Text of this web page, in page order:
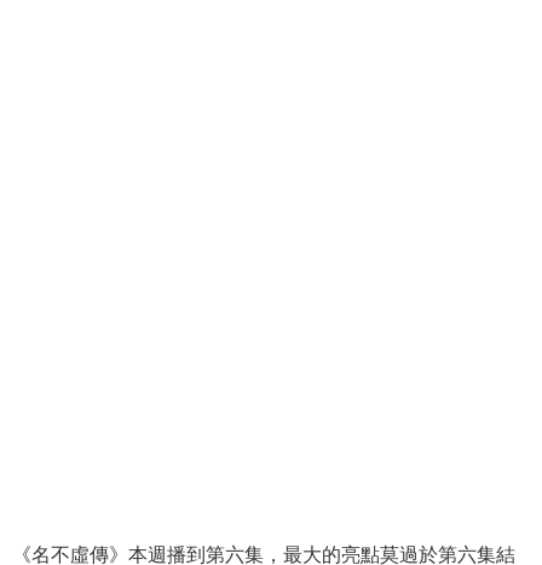
《名不虛傳》本週播到第六集，最大的亮點莫過於第六集結